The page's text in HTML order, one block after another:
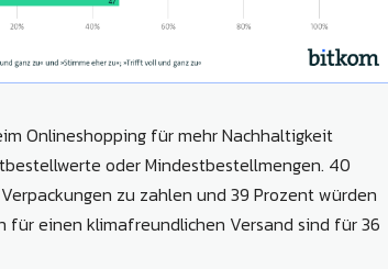
Onlineshopping für mehr Nachhaltigkeit
oder Mindestbestellmengen. 40
zu zahlen und 39 Prozent würden
für einen klimafreundlichen Versand sind für 36